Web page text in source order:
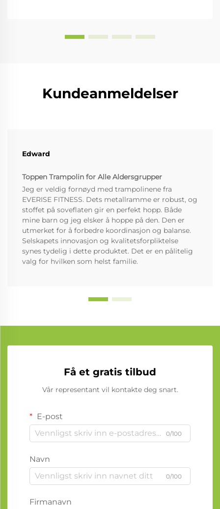
Kundeanmeldelser
Edward
Toppen Trampolin for Alle Aldersgrupper
Jeg er veldig fornøyd med trampolinene fra
EVERISE FITNESS. Dets metallramme er robust, og
stoffet på soveflaten gir en perfekt hopp. Både
mine barn og jeg elsker å hoppe på den. Den er
utmerket for å forbedre koordinasjon og balanse.
Selskapets innovasjon og kvalitetsforpliktelse
synes tydelig i dette produktet. Det er en pålitelig
valg for hvilken som helst familie.
Få et gratis tilbud
Vår representant vil kontakte deg snart.
E-post
0/100
Navn
0/100
Firmanavn